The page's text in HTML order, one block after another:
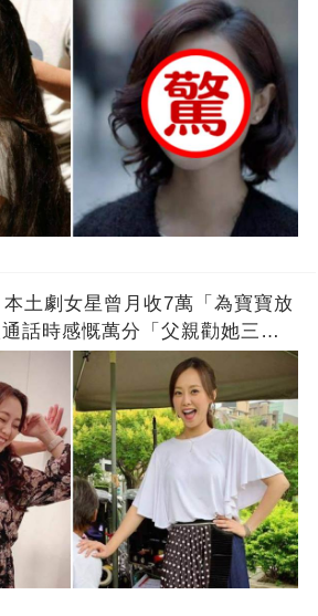
土劇女星曾月收7萬「為寶寶放
話時感慨萬分「父親勸她三
淚